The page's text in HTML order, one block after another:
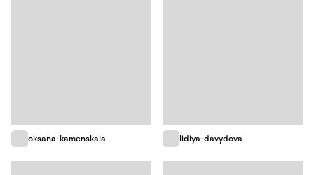
oksana-kamenskaia lidiya-davydova